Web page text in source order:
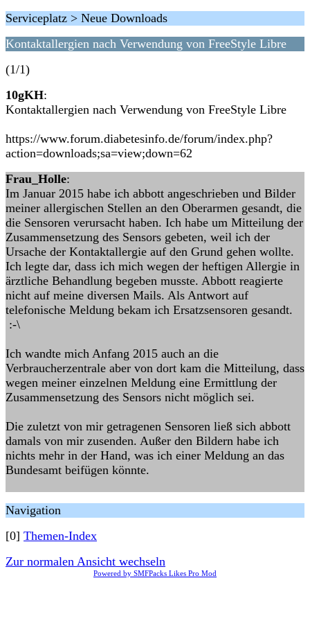
Serviceplatz > Neue Downloads
Kontaktallergien nach Verwendung von FreeStyle Libre
(1/1)
10gKH:
Kontaktallergien nach Verwendung von FreeStyle Libre
https://www.forum.diabetesinfo.de/forum/index.php?
action=downloads;sa=view;down=62
Frau_Holle:
Im Januar 2015 habe ich abbott angeschrieben und Bilder
meiner allergischen Stellen an den Oberarmen gesandt, die
die Sensoren verursacht haben. Ich habe um Mitteilung der
Zusammensetzung des Sensors gebeten, weil ich der
Ursache der Kontaktallergie auf den Grund gehen wollte.
Ich legte dar, dass ich mich wegen der heftigen Allergie in
ärztliche Behandlung begeben musste. Abbott reagierte
nicht auf meine diversen Mails. Als Antwort auf
telefonische Meldung bekam ich Ersatzsensoren gesandt.
:-\
Ich wandte mich Anfang 2015 auch an die
Verbraucherzentrale aber von dort kam die Mitteilung, dass
wegen meiner einzelnen Meldung eine Ermittlung der
Zusammensetzung des Sensors nicht möglich sei.
Die zuletzt von mir getragenen Sensoren ließ sich abbott
damals von mir zusenden. Außer den Bildern habe ich
nichts mehr in der Hand, was ich einer Meldung an das
Bundesamt beifügen könnte.
Navigation
[0] Themen-Index
Zur normalen Ansicht wechseln
Powered by SMFPacks Likes Pro Mod